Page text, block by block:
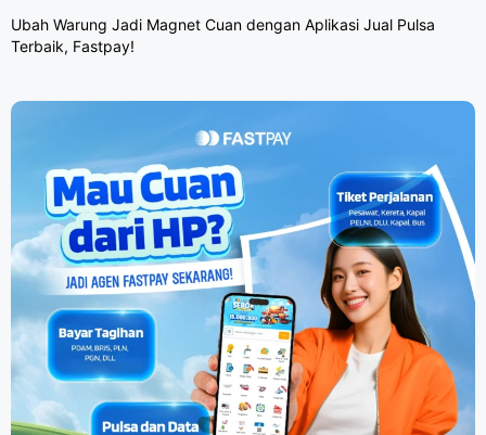
Ubah Warung Jadi Magnet Cuan dengan Aplikasi Jual Pulsa
Terbaik, Fastpay!